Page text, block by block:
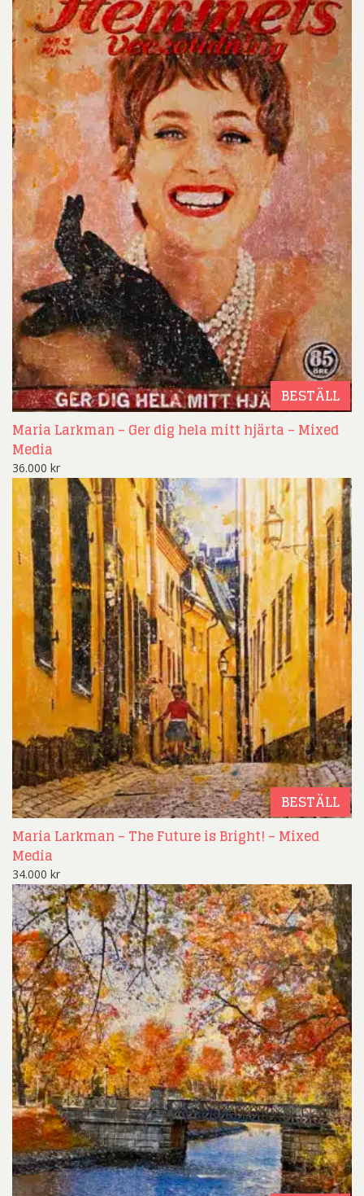
BESTÄLL
Maria Larkman – Ger dig hela mitt hjärta – Mixed
Media
36.000 kr
BESTÄLL
Maria Larkman – The Future is Bright! – Mixed
Media
34.000 kr